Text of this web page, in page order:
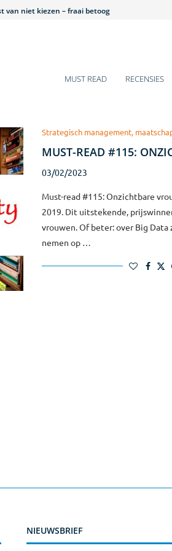
van niet kiezen – fraai betoog
MUST READ RECENSIES
Strategisch management,
MUST-READ #115:
03/02/2023
Must-read #115: Onzichtbare
2019. Dit uitstekende,
vrouwen. Of beter: over Big
nemen op …
NIEUWSBRIEF